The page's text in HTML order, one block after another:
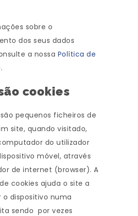
sobre o
dos seus dados
a nossa Política de
.
cookies
pequenos ficheiros de
site, quando visitado,
do utilizador
móvel, através
de internet (browser). A
cookies ajuda o site a
dispositivo numa
sendo por vezes